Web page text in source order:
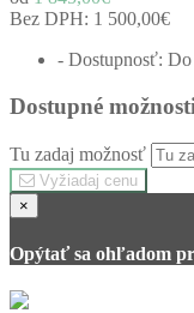
Bez DPH: 1 500,00€
- Dostupnosť:
Dostupné možnosti
Tu zadaj možnosť
Vyžiadaj cenu
×
Opýtať sa ohľadom